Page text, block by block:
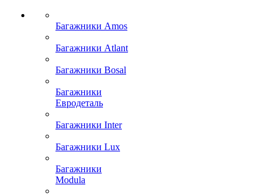
Багажники Amos
Багажники Atlant
Багажники Bosal
Багажники
Евродеталь
Багажники Inter
Багажники Lux
Багажники
Modula